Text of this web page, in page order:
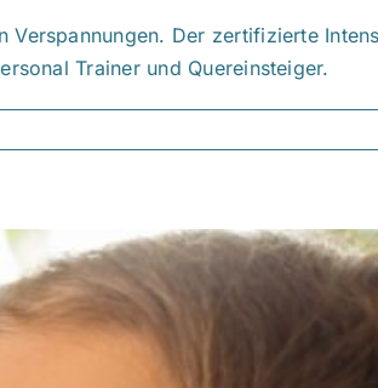
Verspannungen. Der zertifizierte
Trainer und Quereinsteiger.